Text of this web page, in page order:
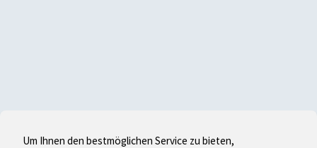
Um Ihnen den bestmöglichen Service zu bieten,